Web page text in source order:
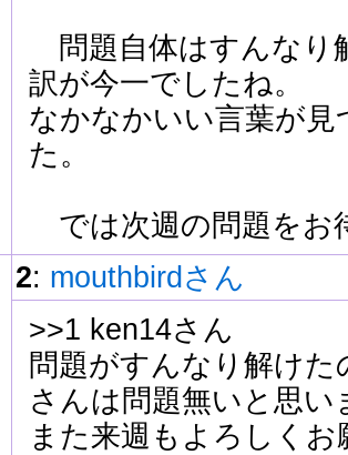
問題自体はすんなり
訳が今一でしたね。
なかなかいい言葉が
た。
では次週の問題をお
2: mouthbirdさん
>>1 ken14さん
問題がすんなり解け
さんは問題無いと思い
また来週もよろしく